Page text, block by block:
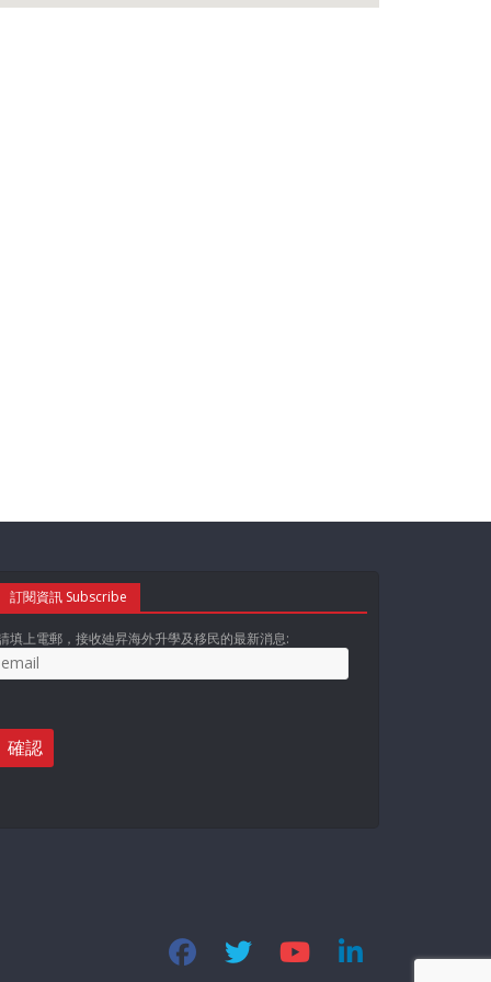
訂閱資訊 Subscribe
填上電郵，接收廸昇海外升學及移民的最新消息: